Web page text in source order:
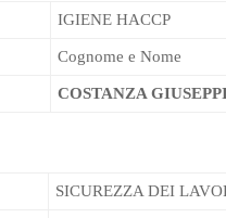
IGIENE HACCP
Cognome e Nome
COSTANZA
SICUREZZA DEI